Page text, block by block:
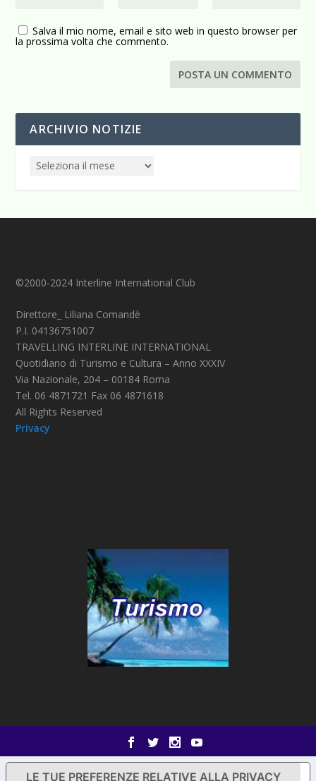
Salva il mio nome, email e sito web in questo browser per
la prossima volta che commento.
ARCHIVIO NOTIZIE
©2000-2024 Interline International Club
Direttore_ Liliana Comandè
P.I. 04136751007
TRAVELLING INTERLINE INTERNATIONAL
Quotidiano di Turismo e Cultura – Anno XXXIV
Via Nazionale, 204 – 00184 Roma
Tel. 06 4871721 Fax 06 4871618
All Rights Reserved
Privacy
LE TUE PREFERENZE RELATIVE ALLA PRIVACY